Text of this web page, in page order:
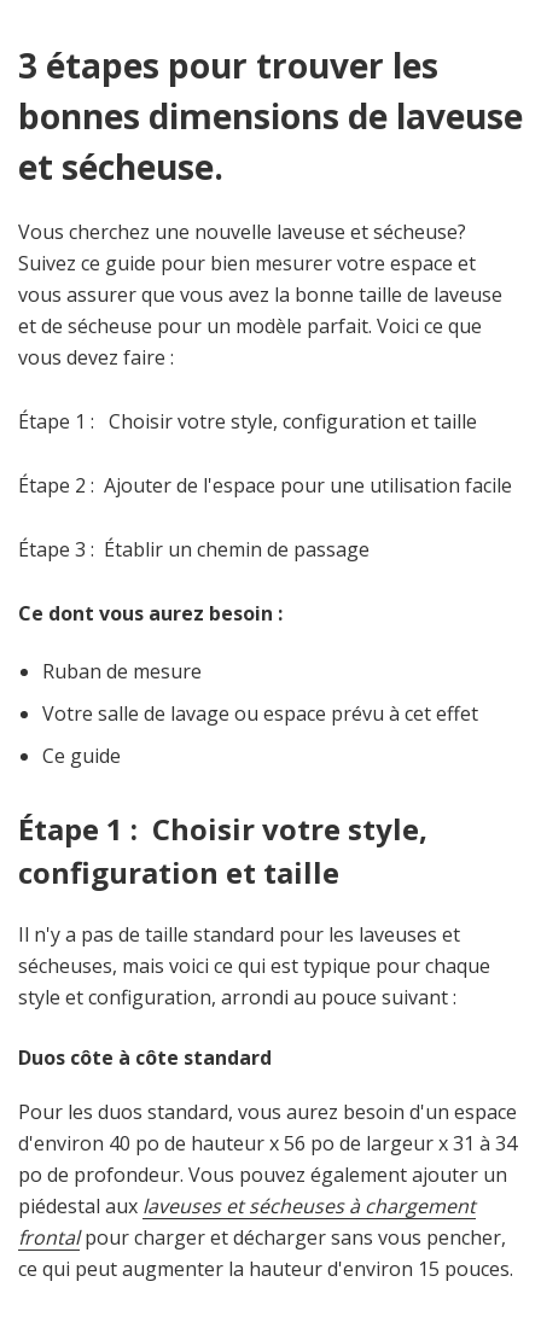
3 étapes pour trouver les
bonnes dimensions de laveuse
et sécheuse.
Vous cherchez une nouvelle laveuse et sécheuse?
Suivez ce guide pour bien mesurer votre espace et
vous assurer que vous avez la bonne taille de laveuse
et de sécheuse pour un modèle parfait. Voici ce que
vous devez faire :
Étape 1 : Choisir votre style, configuration et taille
Étape 2 : Ajouter de l'espace pour une utilisation facile
Étape 3 : Établir un chemin de passage
Ce dont vous aurez besoin :
Ruban de mesure
Votre salle de lavage ou espace prévu à cet effet
Ce guide
Étape 1 : Choisir votre style,
configuration et taille
Il n'y a pas de taille standard pour les laveuses et
sécheuses, mais voici ce qui est typique pour chaque
style et configuration, arrondi au pouce suivant :
Duos côte à côte standard
Pour les duos standard, vous aurez besoin d'un espace
d'environ 40 po de hauteur x 56 po de largeur x 31 à 34
po de profondeur. Vous pouvez également ajouter un
piédestal aux laveuses et sécheuses à chargement
frontal pour charger et décharger sans vous pencher,
ce qui peut augmenter la hauteur d'environ 15 pouces.